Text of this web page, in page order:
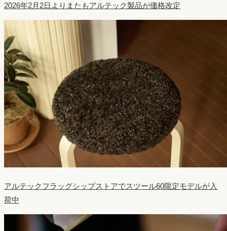
2026年2月2日よりまたもアルテック製品が価格改定
アルテックフラッグシップストアでスツール60限定モデルが入
荷中